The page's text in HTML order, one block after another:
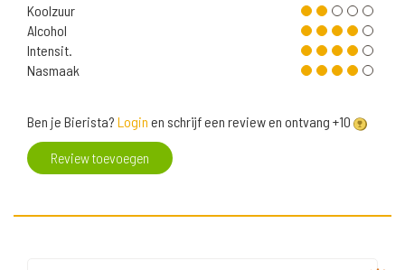
Koolzuur
Alcohol
Intensit.
Nasmaak
Ben je Bierista? Login en schrijf een review en ontvang +10
Review toevoegen